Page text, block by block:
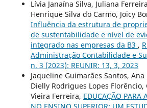
Lívia Janaína Silva, Juliana
Henrique Silva do Carmo, Joicy
Influência da estrutura de
de sustentabilidade e nível de
integrado nas empresas da B3 ,
Administração Contabilidade e
n. 3 (2023): REUNIR: 13, 3, 2023
Jaqueline Guimarães Santos,
Dielly Rodrigues Lopes Florêncio,
Vieira Ferreira, EDUCAÇÃO PARA